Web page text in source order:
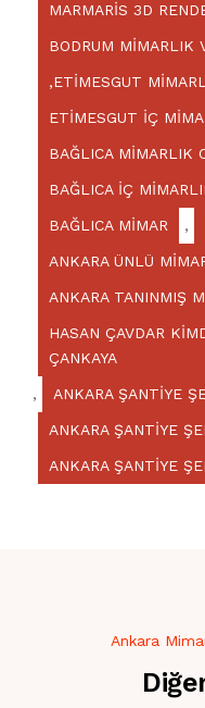
MARMARİS 3D
BODRUM MİMARLIK
,ETİMESGUT
ETİMESGUT İÇ
BAĞLICA MİMARLIK
BAĞLICA İÇ
BAĞLICA MİMAR ,
ANKARA ÜNLÜ
ANKARA TANINMIŞ
HASAN ÇAVDAR
ÇANKAYA
, ANKARA ŞANTİYE
ANKARA ŞANTİYE
ANKARA ŞANTİYE
Ankara